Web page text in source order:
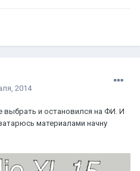
2014
и остановился на ФИ. И
материалами начну